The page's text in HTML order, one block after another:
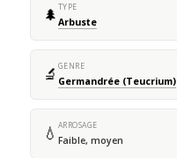
🌲 TYPE
Arbuste
🔬 GENRE
Germandrée (Teucrium)
💧 ARROSAGE
Faible, moyen